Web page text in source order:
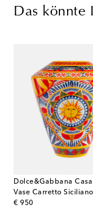
Das könnte
Dolce&Gabbana Casa
Vase Carretto Siciliano
€ 950
original price